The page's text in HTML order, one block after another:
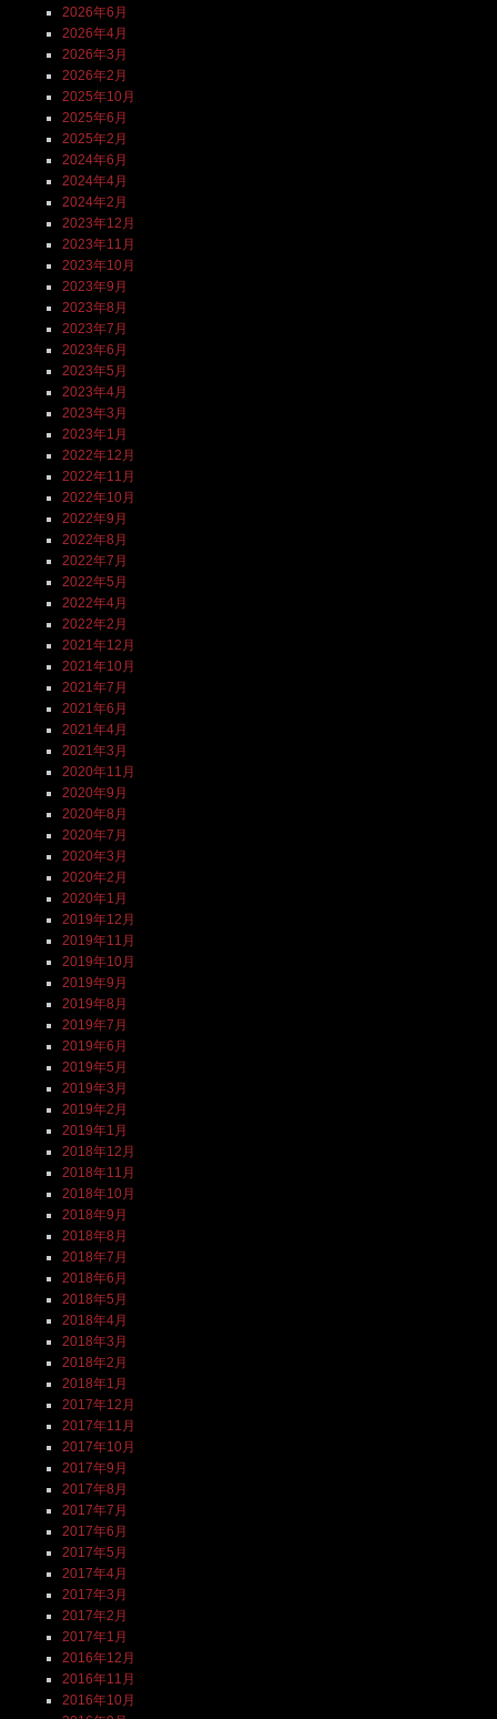
2026年6月
2026年4月
2026年3月
2026年2月
2025年10月
2025年6月
2025年2月
2024年6月
2024年4月
2024年2月
2023年12月
2023年11月
2023年10月
2023年9月
2023年8月
2023年7月
2023年6月
2023年5月
2023年4月
2023年3月
2023年1月
2022年12月
2022年11月
2022年10月
2022年9月
2022年8月
2022年7月
2022年5月
2022年4月
2022年2月
2021年12月
2021年10月
2021年7月
2021年6月
2021年4月
2021年3月
2020年11月
2020年9月
2020年8月
2020年7月
2020年3月
2020年2月
2020年1月
2019年12月
2019年11月
2019年10月
2019年9月
2019年8月
2019年7月
2019年6月
2019年5月
2019年3月
2019年2月
2019年1月
2018年12月
2018年11月
2018年10月
2018年9月
2018年8月
2018年7月
2018年6月
2018年5月
2018年4月
2018年3月
2018年2月
2018年1月
2017年12月
2017年11月
2017年10月
2017年9月
2017年8月
2017年7月
2017年6月
2017年5月
2017年4月
2017年3月
2017年2月
2017年1月
2016年12月
2016年11月
2016年10月